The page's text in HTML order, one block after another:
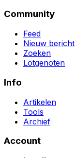
Community
Feed
Nieuw bericht
Zoeken
Lotgenoten
Info
Artikelen
Tools
Archief
Account